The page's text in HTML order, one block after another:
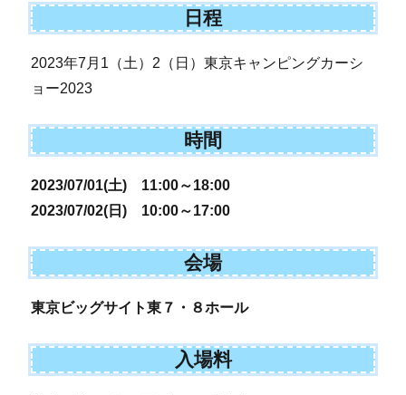
日程
2023年7月1（土）2（日）東京キャンピングカーシ
ョー2023
時間
2023/07/01(土) 11:00～18:00
2023/07/02(日) 10:00～17:00
会場
東京ビッグサイト東７・８ホール
入場料